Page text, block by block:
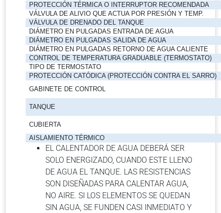
PROTECCIÓN TÉRMICA O INTERRUPTOR RECOMENDADA
VÁLVULA DE ALIVIO QUE ACTUA POR PRESIÓN Y TEMP.
VÁLVULA DE DRENADO DEL TANQUE
DIÁMETRO EN PULGADAS ENTRADA DE AGUA
DIÁMETRO EN PULGADAS SALIDA DE AGUA
DIÁMETRO EN PULGADAS RETORNO DE AGUA CALIENTE
CONTROL DE TEMPERATURA GRADUABLE (TERMOSTATO)
TIPO DE TERMOSTATO
PROTECCIÓN CATÓDICA (PROTECCIÓN CONTRA EL SARRO)
GABINETE DE CONTROL
TANQUE
CUBIERTA
AISLAMIENTO TÉRMICO
EL CALENTADOR DE AGUA DEBERÁ SER
SOLO ENERGIZADO, CUANDO ESTE LLENO
DE AGUA EL TANQUE. LAS RESISTENCIAS
SON DISEÑADAS PARA CALENTAR AGUA,
NO AIRE. SI LOS ELEMENTOS SE QUEDAN
SIN AGUA, SE FUNDEN CASI INMEDIATO Y